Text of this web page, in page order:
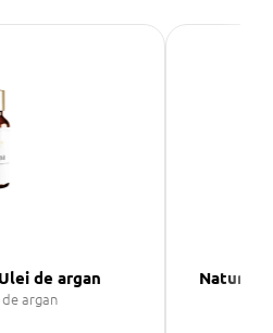
de argan
argan
Natur